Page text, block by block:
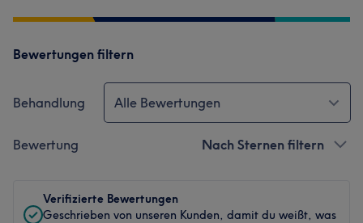
Bewertungen filtern
Behandlung Alle Bewertungen
Bewertung Nach Sternen filtern
Verifizierte Bewertungen
Geschrieben von unseren Kunden, damit du weißt, was